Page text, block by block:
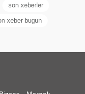
son xeberler
xeber bugun